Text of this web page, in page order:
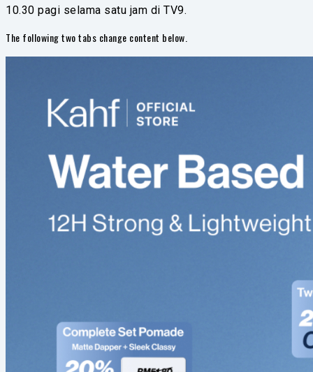
10.30 pagi selama satu jam di TV9.
The following two tabs change content below.